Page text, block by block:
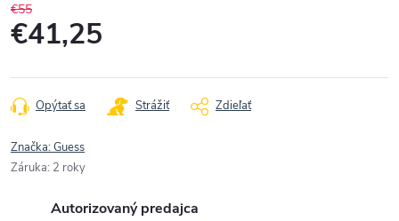
€55
€41,25
cena:
Opýtať sa Strážiť Zdieľať
Značka:Guess
Záruka: 2 roky
Autorizovaný predajca